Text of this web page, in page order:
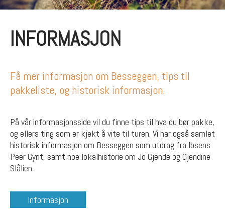
INFORMASJON
Få mer informasjon om Besseggen, tips til
pakkeliste, og historisk informasjon.
På vår informasjonsside vil du finne tips til hva du bør pakke,
og ellers ting som er kjekt å vite til turen. Vi har også samlet
historisk informasjon om Besseggen som utdrag fra Ibsens
Peer Gynt, samt noe lokalhistorie om Jo Gjende og Gjendine
Slålien.
Informasjon